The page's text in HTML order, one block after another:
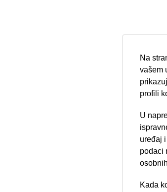
Nova
Na
vašem
profili
U
uređaj
podaci
Kada